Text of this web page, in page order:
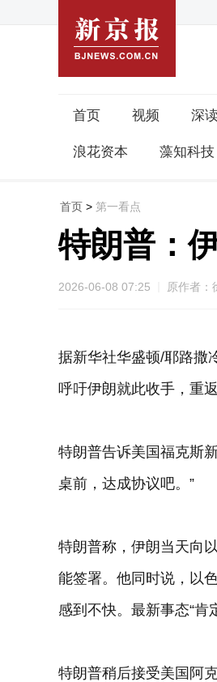
首页 视频 深
浪花资本 藻知科技
首页 > 第一看点
特朗普：
2026-06-08 07:25 原作者
据新华社华盛顿/耶路撒
呼吁伊朗就此收手，重
特朗普告诉美国福克斯
桌前，达成协议吧。”
特朗普称，伊朗当天向
能签署。他同时说，以
感到不快。最新事态“肯
特朗普稍后接受美国阿